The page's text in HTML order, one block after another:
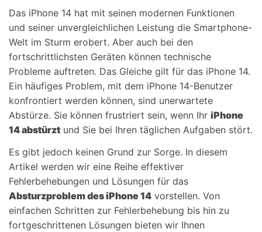
Das iPhone 14 hat mit seinen modernen Funktionen
und seiner unvergleichlichen Leistung die Smartphone-
Welt im Sturm erobert. Aber auch bei den
fortschrittlichsten Geräten können technische
Probleme auftreten. Das Gleiche gilt für das iPhone 14.
Ein häufiges Problem, mit dem iPhone 14-Benutzer
konfrontiert werden können, sind unerwartete
Abstürze. Sie können frustriert sein, wenn Ihr iPhone
14 abstürzt und Sie bei Ihren täglichen Aufgaben stört.
Es gibt jedoch keinen Grund zur Sorge. In diesem
Artikel werden wir eine Reihe effektiver
Fehlerbehebungen und Lösungen für das
Absturzproblem des iPhone 14 vorstellen. Von
einfachen Schritten zur Fehlerbehebung bis hin zu
fortgeschrittenen Lösungen bieten wir Ihnen